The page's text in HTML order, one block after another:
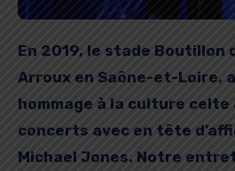
En 2019, le stade Boutillon d’Etang-sur-
Arroux en Saône-et-Loire,
hommage à la culture celte
concerts avec en tête
Michael Jones. Notre